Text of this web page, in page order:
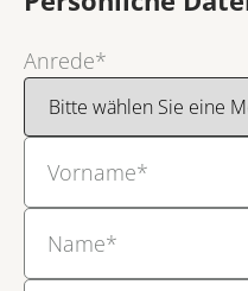
Anrede*
Vorname*
Name*